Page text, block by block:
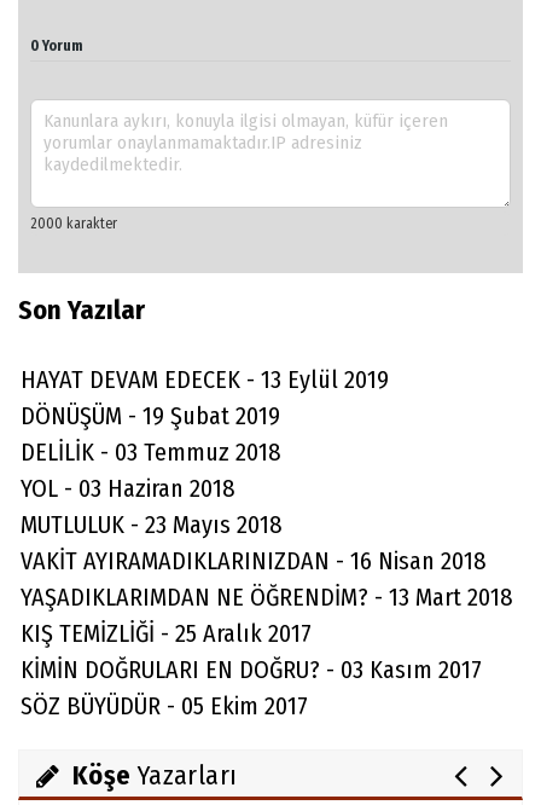
0 Yorum
Son Yazılar
HAYAT DEVAM EDECEK - 13 Eylül 2019
DÖNÜŞÜM - 19 Şubat 2019
DELİLİK - 03 Temmuz 2018
YOL - 03 Haziran 2018
MUTLULUK - 23 Mayıs 2018
VAKİT AYIRAMADIKLARINIZDAN - 16 Nisan 2018
YAŞADIKLARIMDAN NE ÖĞRENDİM? - 13 Mart 2018
KIŞ TEMİZLİĞİ - 25 Aralık 2017
KİMİN DOĞRULARI EN DOĞRU? - 03 Kasım 2017
SÖZ BÜYÜDÜR - 05 Ekim 2017
Köşe Yazarları
Ali Şanlı
Skolyoz
Julia Alaettinoglu